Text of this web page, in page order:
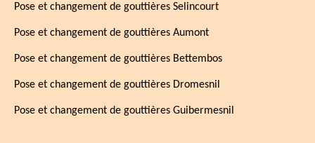
Pose et changement de gouttières Selincourt
Pose et changement de gouttières Aumont
Pose et changement de gouttières Bettembos
Pose et changement de gouttières Dromesnil
Pose et changement de gouttières Guibermesnil